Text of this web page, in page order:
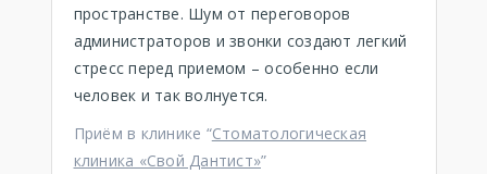
пространстве. Шум от переговоров
администраторов и звонки создают легкий
стресс перед приемом – особенно если
человек и так волнуется.
Приём в клинике “Стоматологическая
клиника «Свой Дантист»”